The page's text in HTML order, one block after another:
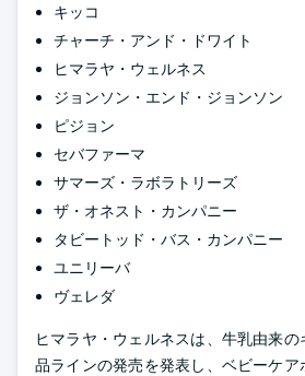
キッコ
チャーチ・アンド・ドワイト
ヒマラヤ・ウェルネス
ジョンソン・エンド・ジョンソン
ピジョン
セバファーマ
サマーズ・ラボラトリーズ
ザ・オネスト・カンパニー
タビートッド・バス・カンパニー
ユニリーバ
ヴェレダ
ヒマラヤ・ウェルネスは、牛乳由来
品ラインの発売を発表し、ベビーケ